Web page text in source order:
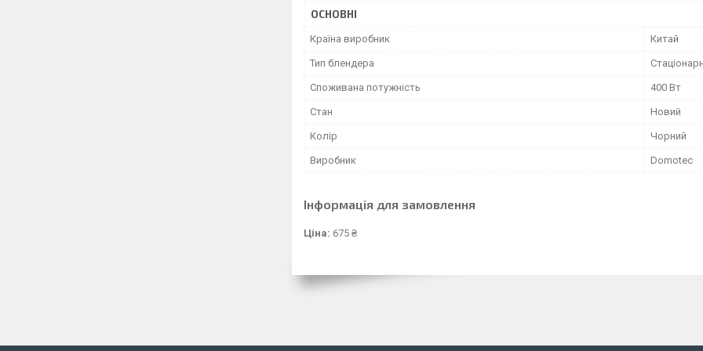
ОСНОВНІ
Країна виробник Китай
Тип блендера
Споживана потужність 400 Вт
Стан Новий
Колір Чорний
Виробник Domotec
Інформація для замовлення
Ціна: 675 ₴